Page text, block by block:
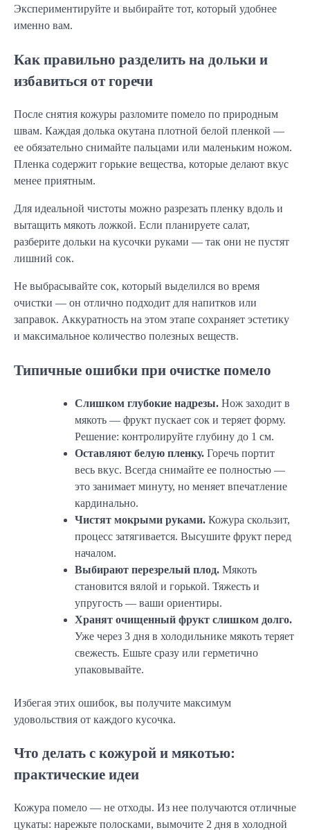
Экспериментируйте и выбирайте тот, который удобнее
именно вам.
Как правильно разделить на дольки и
избавиться от горечи
После снятия кожуры разломите помело по природным
швам. Каждая долька окутана плотной белой пленкой —
ее обязательно снимайте пальцами или маленьким ножом.
Пленка содержит горькие вещества, которые делают вкус
менее приятным.
Для идеальной чистоты можно разрезать пленку вдоль и
вытащить мякоть ложкой. Если планируете салат,
разберите дольки на кусочки руками — так они не пустят
лишний сок.
Не выбрасывайте сок, который выделился во время
очистки — он отлично подходит для напитков или
заправок. Аккуратность на этом этапе сохраняет эстетику
и максимальное количество полезных веществ.
Типичные ошибки при очистке помело
Слишком глубокие надрезы. Нож заходит в
мякоть — фрукт пускает сок и теряет форму.
Решение: контролируйте глубину до 1 см.
Оставляют белую пленку. Горечь портит
весь вкус. Всегда снимайте ее полностью —
это занимает минуту, но меняет впечатление
кардинально.
Чистят мокрыми руками. Кожура скользит,
процесс затягивается. Высушите фрукт перед
началом.
Выбирают перезрелый плод. Мякоть
становится вялой и горькой. Тяжесть и
упругость — ваши ориентиры.
Хранят очищенный фрукт слишком долго.
Уже через 3 дня в холодильнике мякоть теряет
свежесть. Ешьте сразу или герметично
упаковывайте.
Избегая этих ошибок, вы получите максимум
удовольствия от каждого кусочка.
Что делать с кожурой и мякотью:
практические идеи
Кожура помело — не отходы. Из нее получаются отличные
цукаты: нарежьте полосками, вымочите 2 дня в холодной